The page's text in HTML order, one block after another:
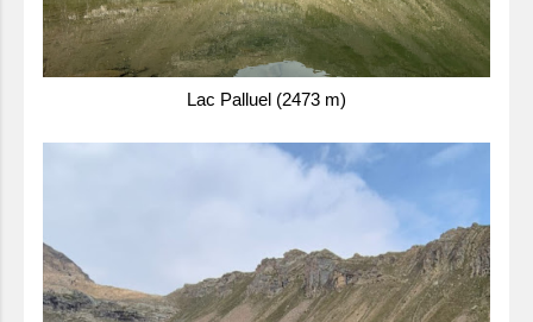
Lac Palluel (2473 m)